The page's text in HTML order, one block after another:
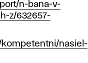
n-bana-v-
z/632657-
nasiel-